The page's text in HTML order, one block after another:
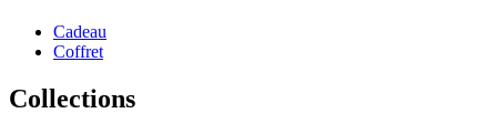
Cadeau
Coffret
Collections